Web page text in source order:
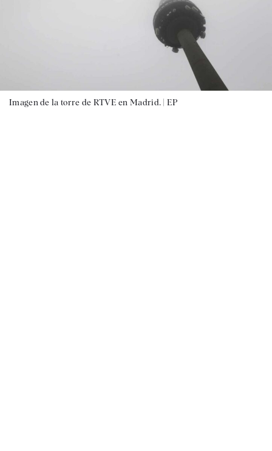
Imagen de la torre de RTVE en Madrid. |EP